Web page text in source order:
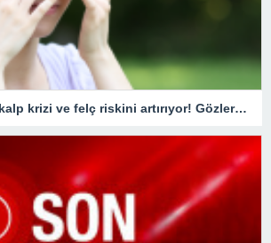
Tedavi edilmezse kalp krizi ve felç riskini artırıyor! Gözlerde görülen bu belirtiye dikkat